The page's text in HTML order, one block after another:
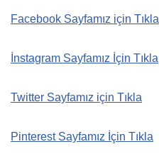
Facebook Sayfamız için Tıkla
İnstagram Sayfamız İçin Tıkla
Twitter Sayfamız için Tıkla
Pinterest Sayfamız İçin Tıkla